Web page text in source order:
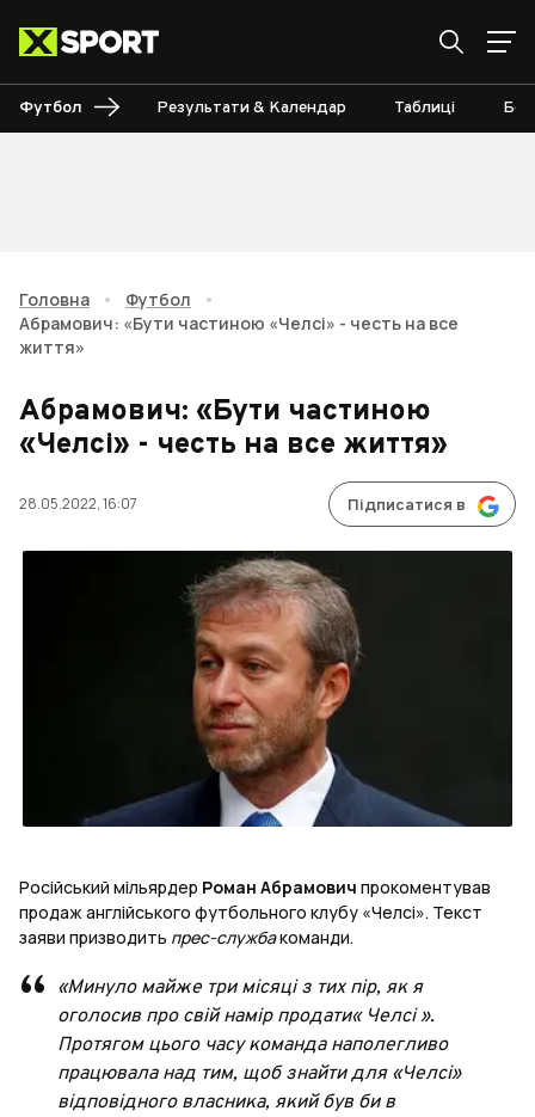
Футбол Результати & Календар Таблиці
Головна • Футбол
•
Абрамович: «Бути частиною «Челсі» - честь на все
життя»
Абрамович: «Бути частиною
«Челсі» - честь на все життя»
28.05.2022, 16:07 Підписатися в
Російський мільярдер Роман Абрамович прокоментував
продаж англійського футбольного клубу «Челсі». Текст
заяви призводить прес-службакоманди.
«Минуло майже три місяці з тих пір, як я
оголосив про свій намір продати« Челсі ».
Протягом цього часу команда наполегливо
працювала над тим, щоб знайти для «Челсі»
відповідного власника, який був би в